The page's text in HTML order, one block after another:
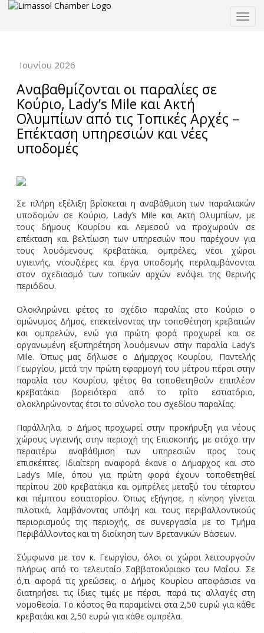
Ιουνίου 2026
Αναβαθμίζονται οι παραλίες σε
Κούριο, Lady’s Mile και Ακτή
Ολυμπίων από τις Τοπικές Αρχές –
Επέκταση υπηρεσιών και νέες
υποδομές
Σε πλήρη εξέλιξη βρίσκεται η αναβάθμιση των παραλιακών
υποδομών σε Κούριο, Lady’s Mile και Ακτή Ολυμπίων, με
τους δήμους Κουρίου και Λεμεσού να προχωρούν σε
επέκταση και βελτίωση των υπηρεσιών που παρέχουν για
τους λουόμενους. Κρεβατάκια, ομπρέλες, νέοι χώροι
υγιεινής, ντουζιέρες και έργα υποδομής περιλαμβάνονται
στον σχεδιασμό των τοπικών αρχών ενόψει της θερινής
περιόδου.
Ολοκληρώνει φέτος το σχέδιο παραλίας στο Κούριο ο
ομώνυμος Δήμος, επεκτείνοντας την τοποθέτηση κρεβατιών
και ομπρελών, ενώ για πρώτη φορά προχωρεί και σε
οργανωμένη εξυπηρέτηση λουόμενων στην παραλία Lady’s
Mile. Όπως μας δήλωσε ο Δήμαρχος Κουρίου, Παντελής
Γεωργίου, μετά την πρώτη εφαρμογή του μέτρου πέρσι στην
παραλία του Κουρίου, φέτος θα τοποθετηθούν επιπλέον
κρεβατάκια βορειότερα από το τρίτο εστιατόριο,
ολοκληρώνοντας έτσι το σύνολο του σχεδίου παραλίας.
Παράλληλα, ο Δήμος προχωρεί στην προκήρυξη για νέους
χώρους υγιεινής στην περιοχή της Επισκοπής, με στόχο την
περαιτέρω αναβάθμιση των υπηρεσιών προς τους
επισκέπτες. Ιδιαίτερη αναφορά έκανε ο Δήμαρχος και στο
Lady’s Mile, όπου για πρώτη φορά έχουν τοποθετηθεί
περίπου 200 κρεβατάκια και ομπρέλες μεταξύ του τέταρτου
και πέμπτου εστιατορίου. Όπως εξήγησε, η κίνηση γίνεται
πιλοτικά, λαμβάνοντας υπόψη και τους περιβαλλοντικούς
περιορισμούς της περιοχής, σε συνεργασία με το Τμήμα
Περιβάλλοντος και τη διοίκηση των Βρετανικών Βάσεων.
Σύμφωνα με τον κ. Γεωργίου, όλοι οι χώροι λειτουργούν
πλήρως από το τελευταίο Σαββατοκύριακο του Μαΐου. Σε
ό,τι αφορά τις χρεώσεις, ο Δήμος Κουρίου αποφάσισε να
διατηρήσει τις ίδιες τιμές με πέρσι, παρά τις αλλαγές στη
νομοθεσία. Το κόστος θα παραμείνει στα 2,50 ευρώ για κάθε
κρεβατάκι και 2,50 ευρώ για κάθε ομπρέλα.